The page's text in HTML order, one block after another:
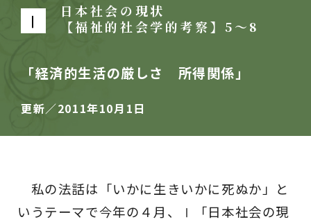
Ⅰ
日本社会の現状
【福祉的社会学的考察】5～8
「経済的生活の厳しさ 所得関係」
更新／2011年10月1日
私の法話は「いかに生きいかに死ぬか」と
いうテーマで今年の４月、Ⅰ「日本社会の現